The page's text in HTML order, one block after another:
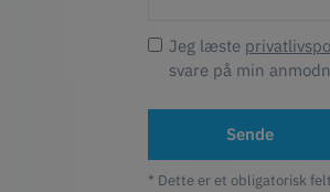
Jeg læste
svare på min
Sende
* Dette er et obligatorisk